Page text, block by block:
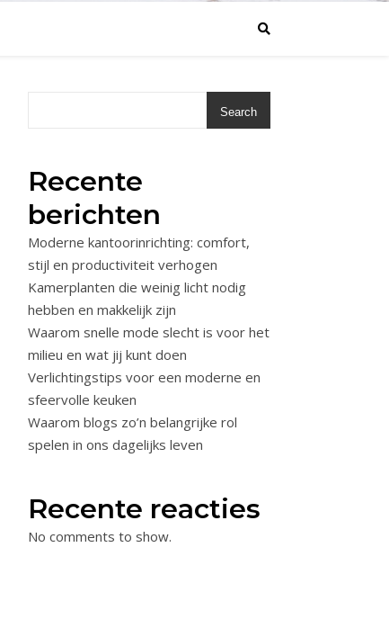
Search
Recente
berichten
Moderne kantoorinrichting: comfort,
stijl en productiviteit verhogen
Kamerplanten die weinig licht nodig
hebben en makkelijk zijn
Waarom snelle mode slecht is voor het
milieu en wat jij kunt doen
Verlichtingstips voor een moderne en
sfeervolle keuken
Waarom blogs zo’n belangrijke rol
spelen in ons dagelijks leven
Recente reacties
No comments to show.